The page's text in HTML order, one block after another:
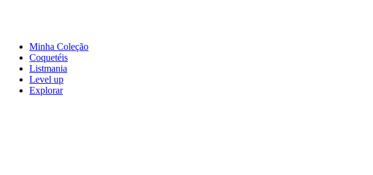
Minha Coleção
Coquetéis
Listmania
Level up
Explorar